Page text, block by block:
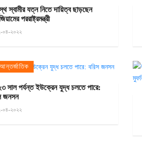
স্বামীর যত্ন নিতে দায়িত্ব ছাড়ছেন
পররাষ্ট্রমন্ত্রী
০৪-২০২২
আন্তর্জাতিক
সাল পর্যন্ত ইউক্রেন যুদ্ধ চলতে পারে:
জনসন
০৪-২০২২